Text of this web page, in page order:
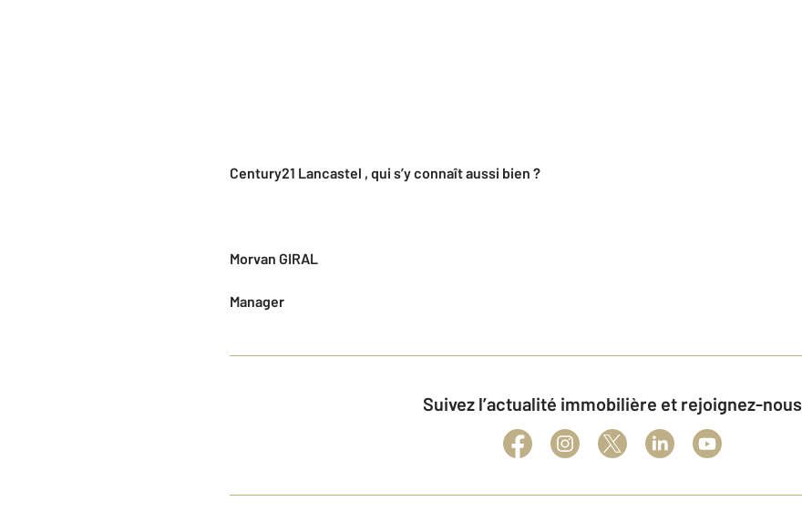
Century21 Lancastel , qui s’y connaît aussi bien ?
Morvan GIRAL
Manager
Suivez l’actualité immobilière et rejoignez-nous